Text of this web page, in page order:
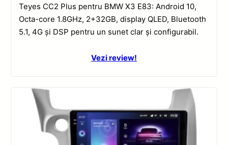
Teyes CC2 Plus pentru BMW X3 E83: Android 10,
Octa-core 1.8GHz, 2+32GB, display QLED, Bluetooth
5.1, 4G și DSP pentru un sunet clar și configurabil.
Vezi review!